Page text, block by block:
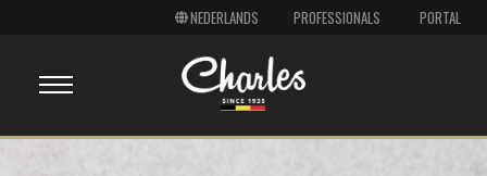
PROFESSIONALS PORTAL